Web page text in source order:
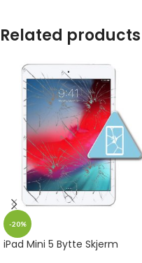
Related products
-20%
iPad Mini 5 Bytte Skjerm